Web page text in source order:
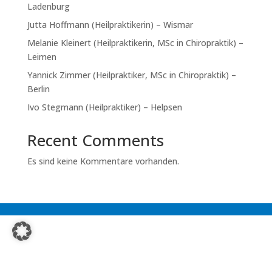
Ladenburg
Jutta Hoffmann (Heilpraktikerin) – Wismar
Melanie Kleinert (Heilpraktikerin, MSc in Chiropraktik) –
Leimen
Yannick Zimmer (Heilpraktiker, MSc in Chiropraktik) –
Berlin
Ivo Stegmann (Heilpraktiker) – Helpsen
Recent Comments
Es sind keine Kommentare vorhanden.